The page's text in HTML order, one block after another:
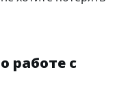
работе с